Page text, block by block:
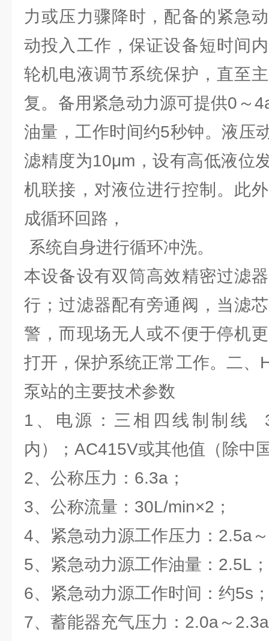
力或压力骤降时，配备的紧急
动投入工作，保证设备短时间
轮机电液调节系统保护，直至
复。备用紧急动力源可提供0～
油量，工作时间约5秒钟。液压
滤精度为10μm，设有高低液位
机联接，对液位进行控制。此
成循环回路，
系统自身进行循环冲洗。
本设备设有双筒高效精密过滤
行；过滤器配有旁通阀，当滤
警，而现场无人或不便于停机
打开，保护系统正常工作。二
泵站的主要技术参数
1、电源：三相四线制制线
内）；AC415V或其他值（除中
2、公称压力：6.3a；
3、公称流量：30L/min×2；
4、紧急动力源工作压力：2.5a
5、紧急动力源工作油量：2.5L；
6、紧急动力源工作时间：约5s
7、蓄能器充气压力：2.0a～